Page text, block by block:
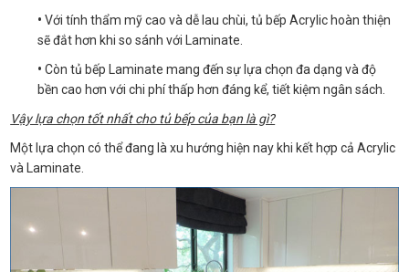
• Với tính thẩm mỹ cao và dễ lau chùi, tủ bếp Acrylic hoàn thiện
sẽ đắt hơn khi so sánh với Laminate.
• Còn tủ bếp Laminate mang đến sự lựa chọn đa dạng và độ
bền cao hơn với chi phí thấp hơn đáng kể, tiết kiệm ngân sách.
Vậy lựa chọn tốt nhất cho tủ bếp của bạn là gì?
Một lựa chọn có thể đang là xu hướng hiện nay khi kết hợp cả Acrylic
và Laminate.